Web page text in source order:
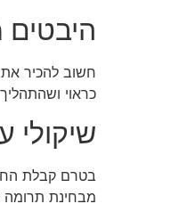
חשוב להכיר את
כראוי
שיקולי
בטרם קבלת
מבחינת תרומה